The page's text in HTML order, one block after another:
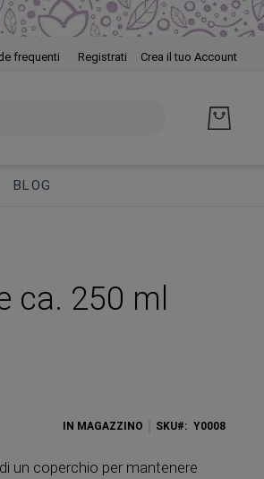
al
frequenti Registrati Crea il tuo Account
BLOG
ca. 250 ml
IN MAGAZZINO SKU Y0008
un coperchio per mantenere